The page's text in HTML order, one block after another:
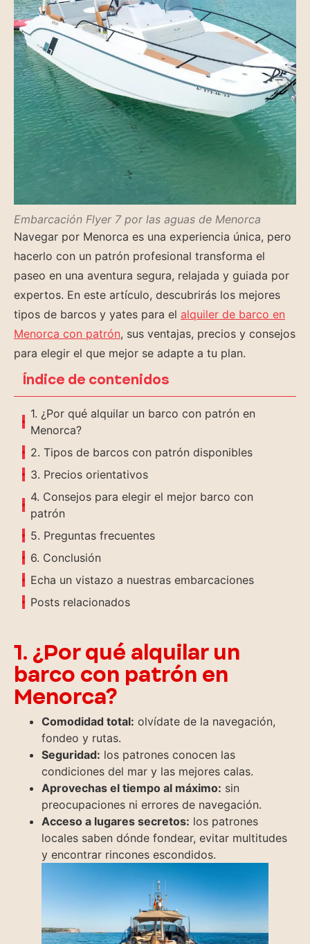
Embarcación Flyer 7 por las aguas de Menorca
Navegar por Menorca es una experiencia única, pero
hacerlo con un patrón profesional transforma el
paseo en una aventura segura, relajada y guiada por
expertos. En este artículo, descubrirás los mejores
tipos de barcos y yates para el alquiler de barco en
Menorca con patrón, sus ventajas, precios y consejos
para elegir el que mejor se adapte a tu plan.
Índice de contenidos
1. ¿Por qué alquilar un barco con patrón en
Menorca?
2. Tipos de barcos con patrón disponibles
3. Precios orientativos
4. Consejos para elegir el mejor barco con
patrón
5. Preguntas frecuentes
6. Conclusión
Echa un vistazo a nuestras embarcaciones
Posts relacionados
1. ¿Por qué alquilar un
barco con patrón en
Menorca?
Comodidad total: olvídate de la navegación,
fondeo y rutas.
Seguridad: los patrones conocen las
condiciones del mar y las mejores calas.
Aprovechas el tiempo al máximo: sin
preocupaciones ni errores de navegación.
Acceso a lugares secretos: los patrones
locales saben dónde fondear, evitar multitudes
y encontrar rincones escondidos.